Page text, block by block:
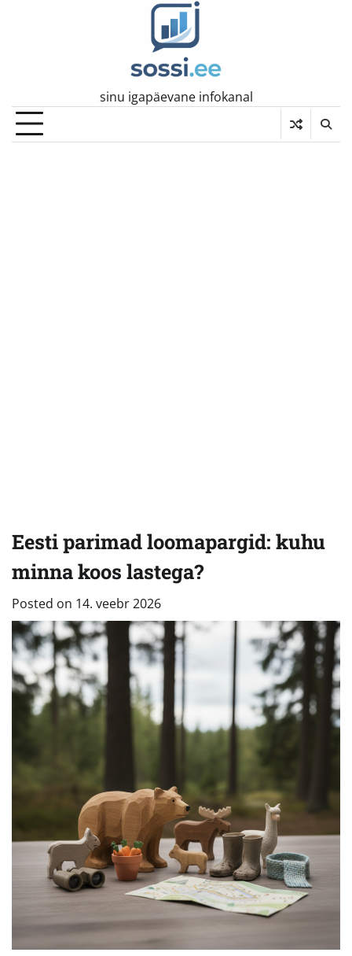
sinu igapäevane infokanal
Eesti parimad loomapargid: kuhu
minna koos lastega?
Posted on 14. veebr 2026